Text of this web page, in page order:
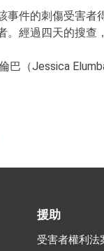
事件的刺傷受害
經過四天的搜查
巴（Jessica
援助
受害者權利法